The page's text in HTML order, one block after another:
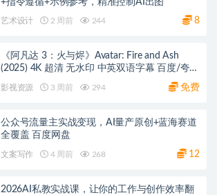
艺术设计 2 周前 244 8
《阿凡达 3：火与烬》Avatar: Fire and Ash
(2025) 4K 超清 无水印 中英双语字幕 百度/夸克
影视资源 3 周前 294 免费
公众号流量主实战变现，AI量产原创+蓝海赛道
全覆盖 百度网盘
文案写作 4 周前 268 12
2026AI私教实战课，让你的工作与创作效率翻